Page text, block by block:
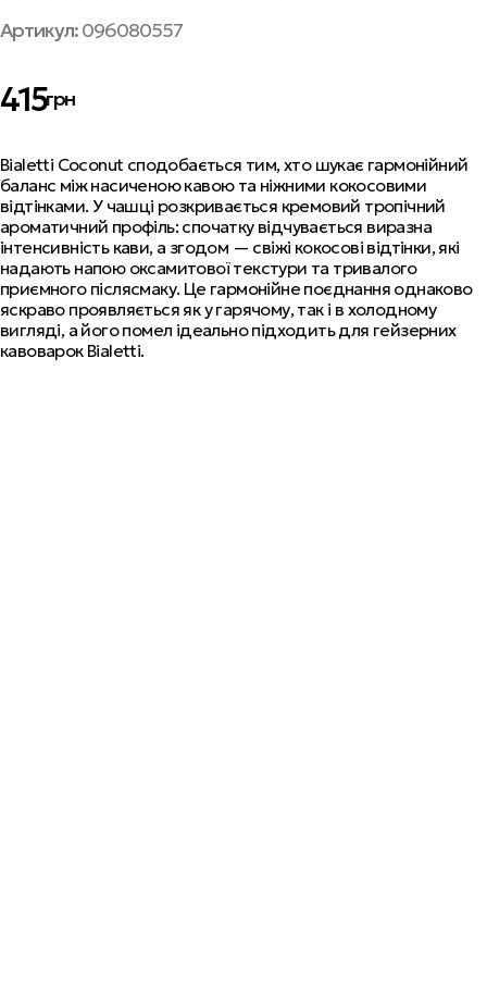
Артикул:096080557
415грн
Bialetti Coconut сподобається тим, хто шукає гармонійний
баланс між насиченою кавою та ніжними кокосовими
відтінками. У чашці розкривається кремовий тропічний
ароматичний профіль: спочатку відчувається виразна
інтенсивність кави, а згодом — свіжі кокосові відтінки, які
надають напою оксамитової текстури та тривалого
приємного післясмаку. Це гармонійне поєднання однаково
яскраво проявляється як у гарячому, так і в холодному
вигляді, а його помел ідеально підходить для гейзерних
кавоварок Bialetti.